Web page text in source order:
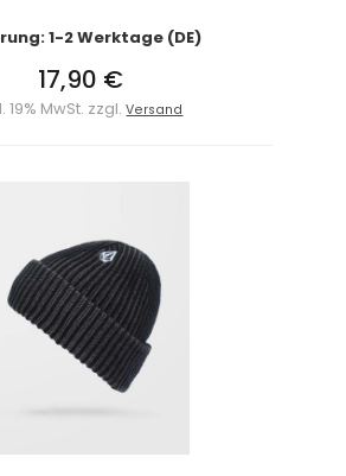
1-2 Werktage (DE)
17,90 €
19% MwSt. zzgl.Versand